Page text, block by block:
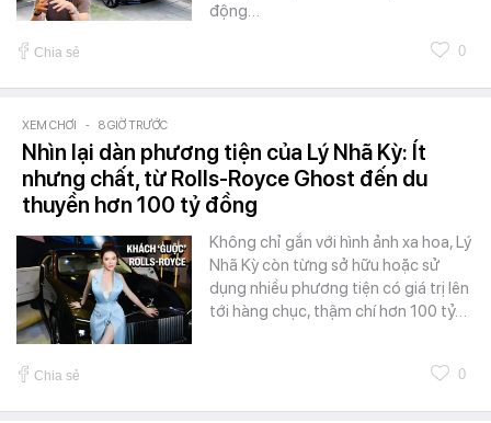
động…
Chia sẻ 0
XEM CHƠI - 8 GIỜ TRƯỚC
Nhìn lại dàn phương tiện của Lý Nhã Kỳ: Ít
nhưng chất, từ Rolls-Royce Ghost đến du
thuyền hơn 100 tỷ đồng
Không chỉ gắn với hình ảnh xa hoa, Lý
Nhã Kỳ còn từng sở hữu hoặc sử
dụng nhiều phương tiện có giá trị lên
tới hàng chục, thậm chí hơn 100 tỷ…
Chia sẻ 0